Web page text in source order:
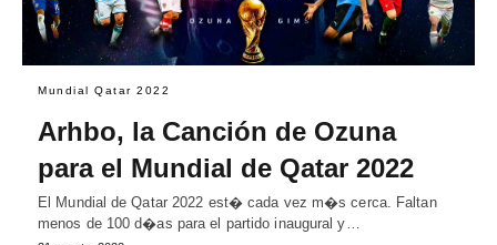
Mundial Qatar 2022
Arhbo, la Canción de Ozuna
para el Mundial de Qatar 2022
El Mundial de Qatar 2022 est� cada vez m�s cerca. Faltan
menos de 100 d�as para el partido inaugural y…